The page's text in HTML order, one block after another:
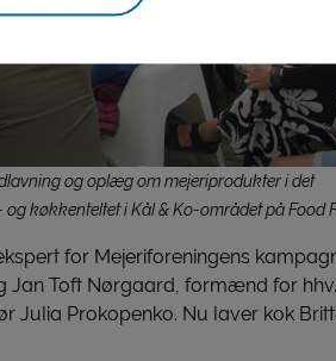
og oplæg om mejeriprodukter i det
køkkenteltet i Kål & Ko-området på Food
for Mejeriforeningens
Jan Toft Nørgaard, formænd for
Julia Prokopenko. Nu laver kok